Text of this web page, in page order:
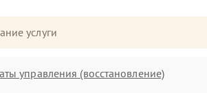
услуги
управления (восстановление)